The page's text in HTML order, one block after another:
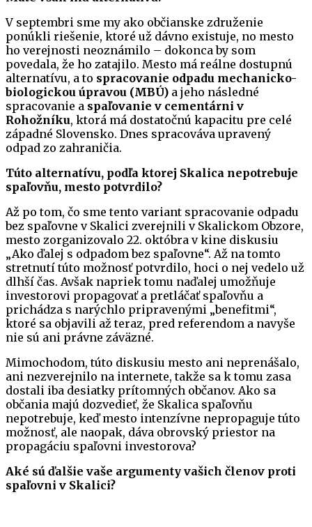
V septembri sme my ako občianske združenie
ponúkli riešenie, ktoré už dávno existuje, no mesto
ho verejnosti neoznámilo – dokonca by som
povedala, že ho zatajilo. Mesto má reálne dostupnú
alternatívu, a to spracovanie odpadu mechanicko-
biologickou úpravou (MBÚ) a jeho následné
spracovanie a spaľovanie v cementárni v
Rohožníku, ktorá má dostatočnú kapacitu pre celé
západné Slovensko. Dnes spracováva upravený
odpad zo zahraničia.
Túto alternatívu, podľa ktorej Skalica nepotrebuje
spaľovňu, mesto potvrdilo?
Až po tom, čo sme tento variant spracovanie odpadu
bez spaľovne v Skalici zverejnili v Skalickom Obzore,
mesto zorganizovalo 22. októbra v kine diskusiu
„Ako ďalej s odpadom bez spaľovne“. Až na tomto
stretnutí túto možnosť potvrdilo, hoci o nej vedelo už
dlhší čas. Avšak napriek tomu naďalej umožňuje
investorovi propagovať a pretláčať spaľovňu a
prichádza s narýchlo pripravenými „benefitmi“,
ktoré sa objavili až teraz, pred referendom a navyše
nie sú ani právne záväzné.
Mimochodom, túto diskusiu mesto ani neprenášalo,
ani nezverejnilo na internete, takže sa k tomu zasa
dostali iba desiatky prítomných občanov. Ako sa
občania majú dozvedieť, že Skalica spaľovňu
nepotrebuje, keď mesto intenzívne nepropaguje túto
možnosť, ale naopak, dáva obrovský priestor na
propagáciu spaľovni investorova?
Aké sú ďalšie vaše argumenty vašich členov proti
spaľovni v Skalici?